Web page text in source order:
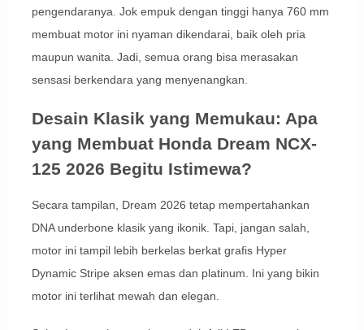
pengendaranya. Jok empuk dengan tinggi hanya 760 mm
membuat motor ini nyaman dikendarai, baik oleh pria
maupun wanita. Jadi, semua orang bisa merasakan
sensasi berkendara yang menyenangkan.
Desain Klasik yang Memukau: Apa
yang Membuat Honda Dream NCX-
125 2026 Begitu Istimewa?
Secara tampilan, Dream 2026 tetap mempertahankan
DNA underbone klasik yang ikonik. Tapi, jangan salah,
motor ini tampil lebih berkelas berkat grafis Hyper
Dynamic Stripe aksen emas dan platinum. Ini yang bikin
motor ini terlihat mewah dan elegan.